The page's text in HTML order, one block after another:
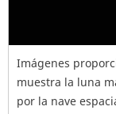
Imágenes
muestra la luna
por la nave